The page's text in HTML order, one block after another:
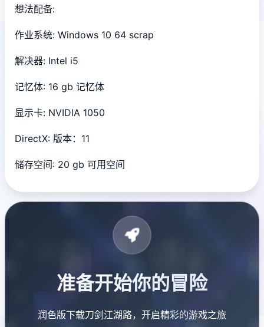
想法配备:
作业系统: Windows 10 64 scrap
解决器: Intel i5
记忆体: 16 gb 记忆体
显示卡: NVIDIA 1050
DirectX: 版本：11
储存空间: 20 gb 可用空间
准备开始你的冒险
润色版下载刀剑江湖路，开启精彩的游戏之旅